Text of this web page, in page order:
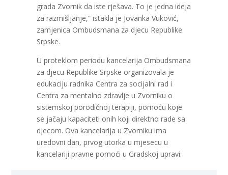
grada Zvornik da iste rješava. To je jedna ideja
za razmišljanje,“ istakla je Jovanka Vuković,
zamjenica Ombudsmana za djecu Republike
Srpske.
U proteklom periodu kancelarija Ombudsmana
za djecu Republike Srpske organizovala je
edukaciju radnika Centra za socijalni rad i
Centra za mentalno zdravlje u Zvorniku o
sistemskoj porodičnoj terapiji, pomoću koje
se jačaju kapaciteti onih koji direktno rade sa
djecom. Ova kancelarija u Zvorniku ima
uredovni dan, prvog utorka u mjesecu u
kancelariji pravne pomoći u Gradskoj upravi.